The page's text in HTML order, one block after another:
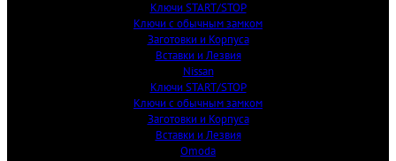
Ключи START/STOP
Ключи с обычным замком
Заготовки и Корпуса
Вставки и Лезвия
Nissan
Ключи START/STOP
Ключи с обычным замком
Заготовки и Корпуса
Вставки и Лезвия
Omoda